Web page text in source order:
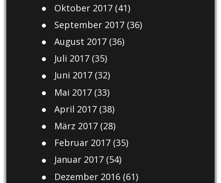
Oktober 2017(41)
September 2017(36)
August 2017(36)
Juli 2017(35)
Juni 2017(32)
Mai 2017(33)
April 2017(38)
März 2017(28)
Februar 2017(35)
Januar 2017(54)
Dezember 2016(61)